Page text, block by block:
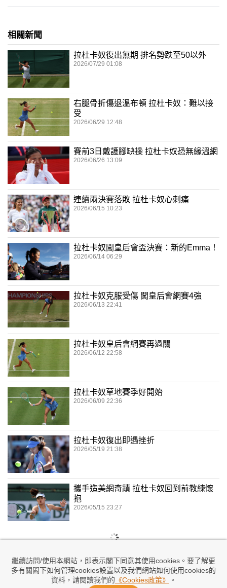
繼續訪問/使用本網站，即表示閣下同意其使用cookies。要了解更
多有關閣下如何管理cookies設置以及我們網站如何使用cookies的
資料，請閱讀我們的 《Cookies政策》 。
相關新聞
拉杜卡奴復出無期 排名勢跌至50以外
2026/07/29 01:08
右腿骨折傷退溫布頓 拉杜卡奴：難以接
受
2026/06/29 12:48
賽前3日戴護腳缺操 拉杜卡奴恐無緣溫網
2026/06/26 13:09
連續兩決賽落敗 拉杜卡奴心刺痛
2026/06/15 10:23
拉杜卡奴闖皇后會盃決賽：新的Emma！
2026/06/14 06:29
拉杜卡奴克服受傷 闖皇后會網賽4強
2026/06/13 22:41
拉杜卡奴皇后會網賽再過關
2026/06/12 22:58
拉杜卡奴草地賽季好開始
2026/06/09 22:36
拉杜卡奴復出即遇挫折
2026/05/19 21:38
攜手造美網奇蹟 拉杜卡奴回到前教練懷
抱
2026/05/15 23:27